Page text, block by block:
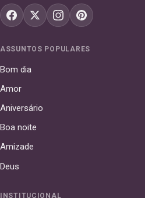
ASSUNTOS POPULARES
Bom dia
Amor
Aniversário
Boa noite
Amizade
Deus
INSTITUCIONAL